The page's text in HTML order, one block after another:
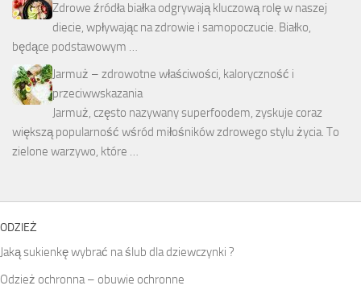
Zdrowe źródła białka odgrywają kluczową rolę w naszej
diecie, wpływając na zdrowie i samopoczucie. Białko,
będące podstawowym …
Jarmuż – zdrowotne właściwości, kaloryczność i
przeciwwskazania
Jarmuż, często nazywany superfoodem, zyskuje coraz
większą popularność wśród miłośników zdrowego stylu życia. To
zielone warzywo, które …
ODZIEŻ
Jaką sukienkę wybrać na ślub dla dziewczynki ?
Odzież ochronna – obuwie ochronne